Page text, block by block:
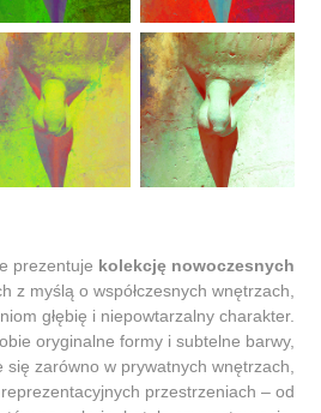
prezentuje kolekcję nowoczesnych
z myślą o współczesnych wnętrzach,
głębię i niepowtarzalny charakter.
oryginalne formy i subtelne barwy,
zarówno w prywatnych wnętrzach,
przestrzeniach – od